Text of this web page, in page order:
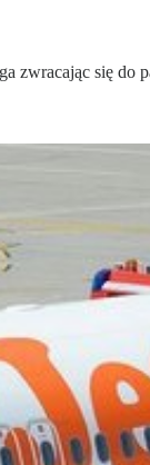
zwracając się do